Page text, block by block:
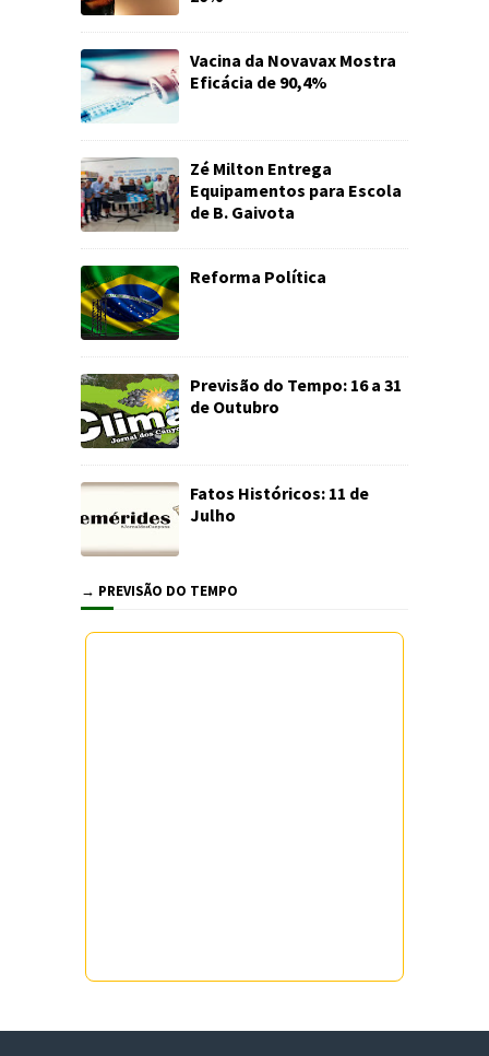
Vacina da Novavax Mostra
Eficácia de 90,4%
Zé Milton Entrega
Equipamentos para Escola
de B. Gaivota
Reforma Política
Previsão do Tempo: 16 a 31
de Outubro
Fatos Históricos: 11 de
Julho
→ PREVISÃO DO TEMPO